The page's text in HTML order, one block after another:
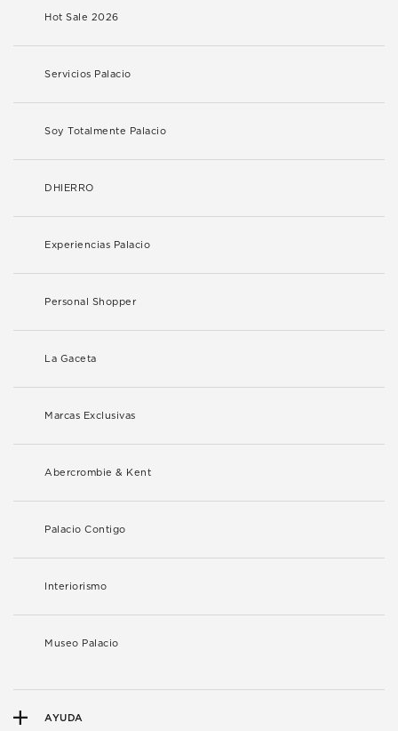
Hot Sale 2026
Servicios Palacio
Soy Totalmente Palacio
DHIERRO
Experiencias Palacio
Personal Shopper
La Gaceta
Marcas Exclusivas
Abercrombie & Kent
Palacio Contigo
Interiorismo
Museo Palacio
AYUDA